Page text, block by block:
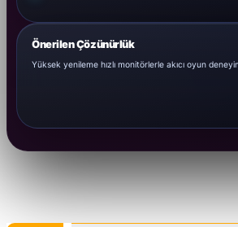
Önerilen Çözünürlük
Yüksek yenileme hızlı monitörlerle akıcı oyun